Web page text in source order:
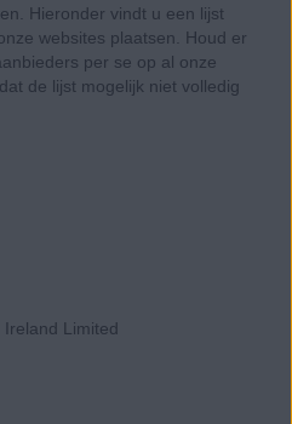
Hieronder vindt u een lijst
websites plaatsen. Houd er
per se op al onze
de lijst mogelijk niet volledig
Limited